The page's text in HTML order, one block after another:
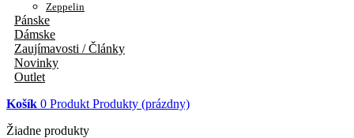
Zeppelin
Pánske
Dámske
Zaujímavosti / Články
Novinky
Outlet
Košík 0 Produkt Produkty (prázdny)
Žiadne produkty